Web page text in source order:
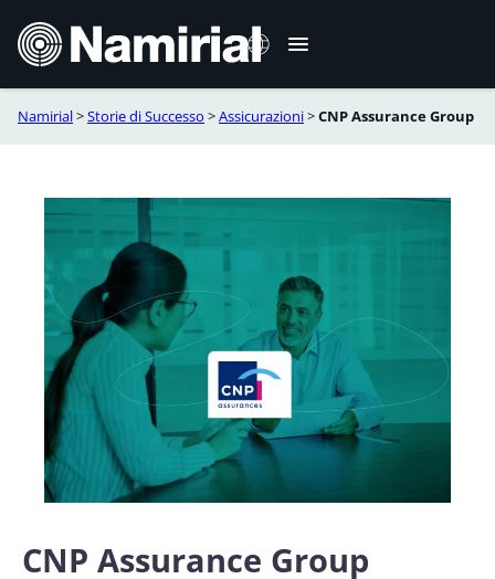
contenuto
English
Français
Namirial>Storie di Successo >Assicurazioni>CNP Assurance Group
CNP Assurance Group